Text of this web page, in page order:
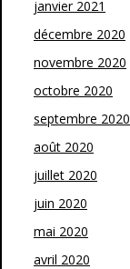
janvier 2021
décembre 2020
novembre 2020
octobre 2020
septembre 2020
août 2020
juillet 2020
juin 2020
mai 2020
avril 2020